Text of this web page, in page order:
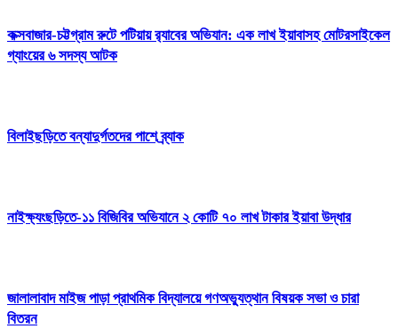
কক্সবাজার-চট্টগ্রাম রুটে পটিয়ায় র‍্যাবের অভিযান: এক লাখ ইয়াবাসহ মোটরসাইকেল
গ্যাংয়ের ৬ সদস্য আটক
বিলাইছড়িতে বন্যাদুর্গতদের পাশে ব্র্যাক
নাইক্ষ্যংছড়িতে-১১ বিজিবির অভিযানে ২ কোটি ৭০ লাখ টাকার ইয়াবা উদ্ধার
জালালাবাদ মাইজ পাড়া প্রাথমিক বিদ্যালয়ে গণঅভ্যুত্থান বিষয়ক সভা ও চারা
বিতরন